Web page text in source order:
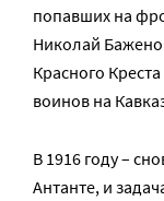
попавших на
Николай
Красного
воинов на
В 1916 году –
Антанте, и